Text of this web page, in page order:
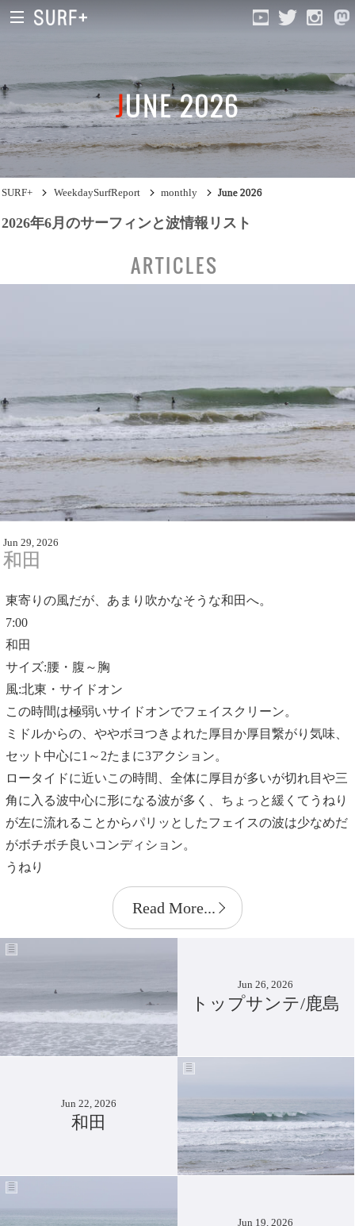
South Ibaraki
North Chiba
South Chiba
Video Logs
JUNE 2026
SURF+ WeekdaySurfReport monthly June 2026
2026年6月のサーフィンと波情報リスト
ARTICLES
Jun 29, 2026
和田
東寄りの風だが、あまり吹かなそうな和田へ。
7:00
和田
サイズ:腰・腹～胸
風:北東・サイドオン
この時間は極弱いサイドオンでフェイスクリーン。
ミドルからの、ややボヨつきよれた厚目か厚目繋がり気味、
セット中心に1～2たまに3アクション。
ロータイドに近いこの時間、全体に厚目が多いが切れ目や三
角に入る波中心に形になる波が多く、ちょっと緩くてうねり
が左に流れることからパリッとしたフェイスの波は少なめだ
がボチボチ良いコンディション。
うねり
Read More...
Jun 26, 2026
トップサンテ/鹿島
Jun 22, 2026
和田
Jun 19, 2026